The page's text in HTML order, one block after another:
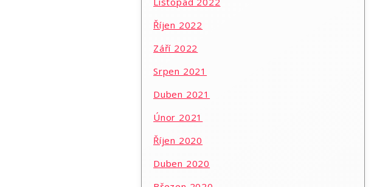
Říjen 2022
Září 2022
Srpen 2021
Duben 2021
Únor 2021
Říjen 2020
Duben 2020